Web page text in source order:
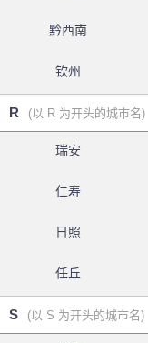
黔西南
钦州
R (以 R 为开头的城市名)
瑞安
仁寿
日照
任丘
S (以 S 为开头的城市名)